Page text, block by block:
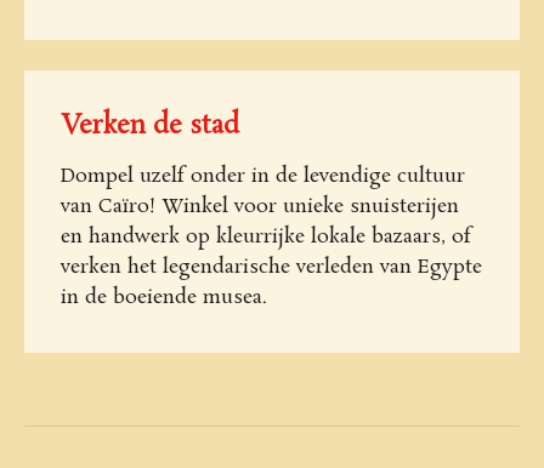
Verken de stad
Dompel uzelf onder in de levendige cultuur
van Caïro! Winkel voor unieke snuisterijen
en handwerk op kleurrijke lokale bazaars, of
verken het legendarische verleden van Egypte
in de boeiende musea.